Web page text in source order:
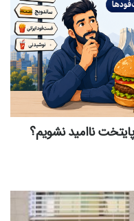
ناامید نشویم؟